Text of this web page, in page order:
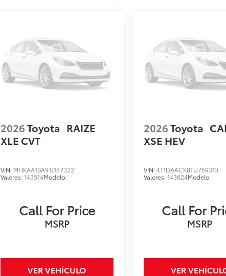
2026Toyota RAIZE
XLE CVT
VIN: MHKAA1BA9TJ187322
Valores:143514Modelo:
Call For Price
MSRP
VER VEHÍCULO
2026Toyota
XSE HEV
VIN:4T1DAACK8TU759313
Valores:143624Modelo:
Call For
MSRP
VER